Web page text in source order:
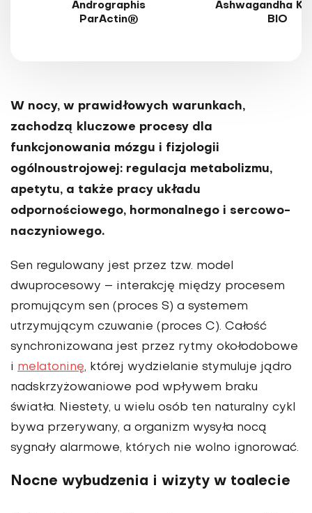
Andrographis
ParActin®
Ashwagandha
BIO
W nocy, w prawidłowych warunkach,
zachodzą kluczowe procesy dla
funkcjonowania mózgu i fizjologii
ogólnoustrojowej: regulacja metabolizmu,
apetytu, a także pracy układu
odpornościowego, hormonalnego i sercowo-
naczyniowego.
Sen regulowany jest przez tzw. model
dwuprocesowy – interakcję między procesem
promującym sen (proces S) a systemem
utrzymującym czuwanie (proces C). Całość
synchronizowana jest przez rytmy okołodobowe
i melatoninę, której wydzielanie stymuluje jądro
nadskrzyżowaniowe pod wpływem braku
światła. Niestety, u wielu osób ten naturalny cykl
bywa przerywany, a organizm wysyła nocą
sygnały alarmowe, których nie wolno ignorować.
Nocne wybudzenia i wizyty w toalecie